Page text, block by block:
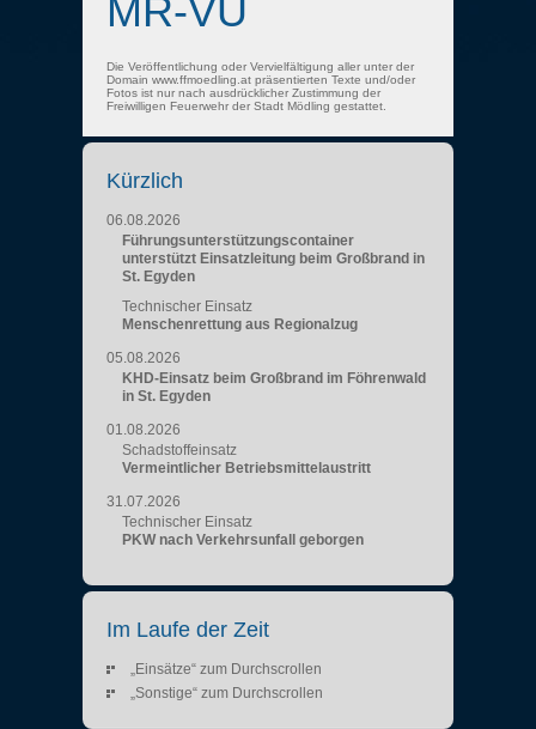
MR-VU
Die Veröffentlichung oder Vervielfältigung aller unter der
Domain www.ffmoedling.at präsentierten Texte und/oder
Fotos ist nur nach ausdrücklicher Zustimmung der
Freiwilligen Feuerwehr der Stadt Mödling gestattet.
Kürzlich
06.08.2026
Führungsunterstützungscontainer
unterstützt Einsatzleitung beim Großbrand in
St. Egyden
Technischer Einsatz
Menschenrettung aus Regionalzug
05.08.2026
KHD-Einsatz beim Großbrand im Föhrenwald
in St. Egyden
01.08.2026
Schadstoffeinsatz
Vermeintlicher Betriebsmittelaustritt
31.07.2026
Technischer Einsatz
PKW nach Verkehrsunfall geborgen
Im Laufe der Zeit
„Einsätze“ zum Durchscrollen
„Sonstige“ zum Durchscrollen